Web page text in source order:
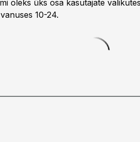
oleks üks osa kasutajate
10-24.